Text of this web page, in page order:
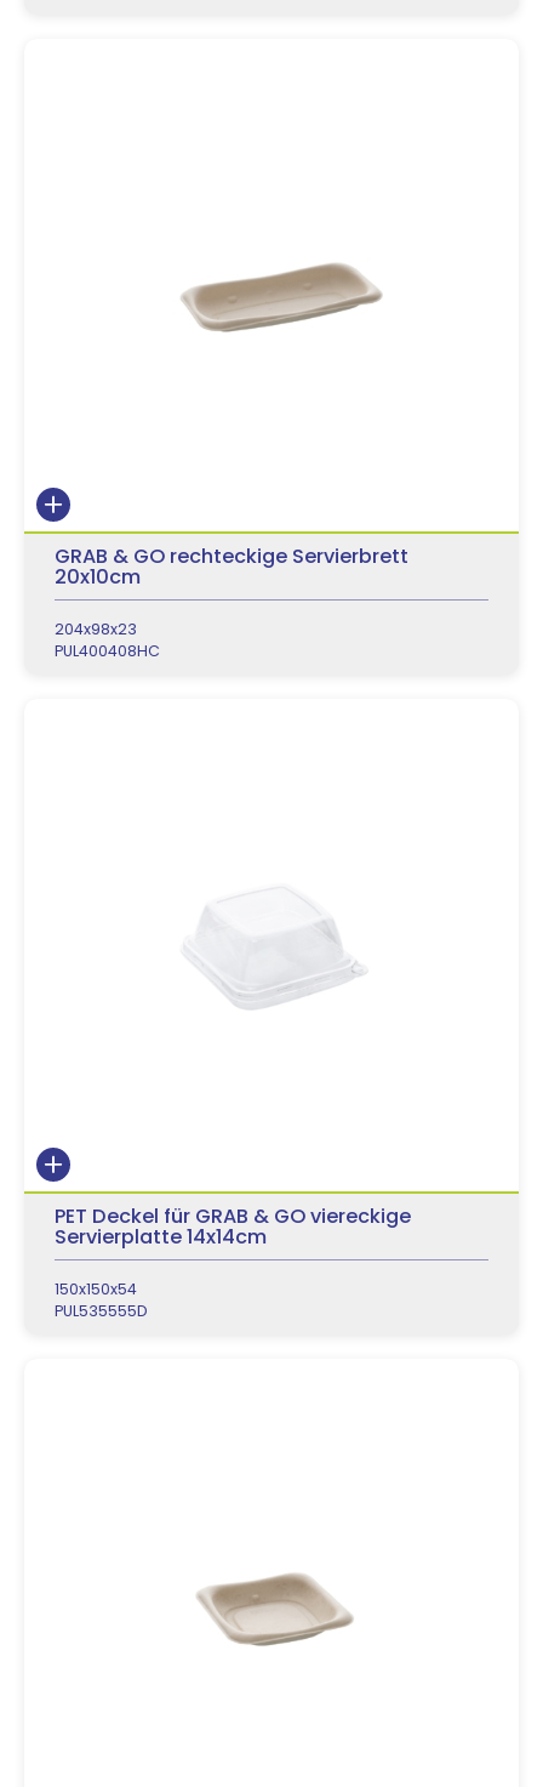
GRAB & GO rechteckige Servierbrett
20x10cm
204x98x23
PUL400408HC
PET Deckel für GRAB & GO viereckige
Servierplatte 14x14cm
150x150x54
PUL535555D